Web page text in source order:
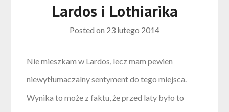
Lardos i Lothiarika
Posted on 23 lutego 2014
Nie mieszkam w Lardos, lecz mam pewien
niewytłumaczalny sentyment do tego miejsca.
Wynika to może z faktu, że przed laty było to